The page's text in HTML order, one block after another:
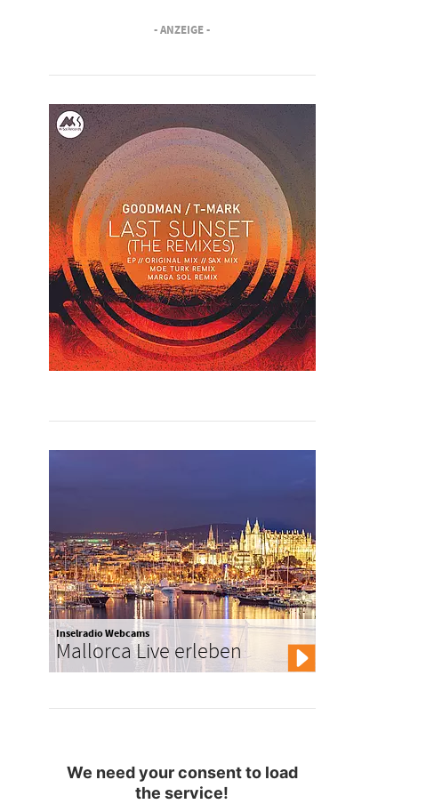
- ANZEIGE -
Inselradio Webcams
Mallorca Live erleben
We need your consent to load
the service!